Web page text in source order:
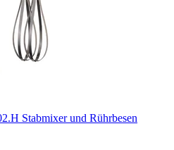
Stabmixer und Rührbesen